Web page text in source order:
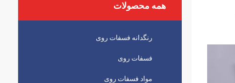
همه محصولات
رنگدانه فسفات روی
فسفات روی
مواد فسفات روی